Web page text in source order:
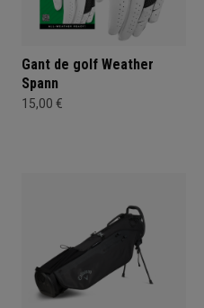
Gant de golf Weather
Spann
15,00 €